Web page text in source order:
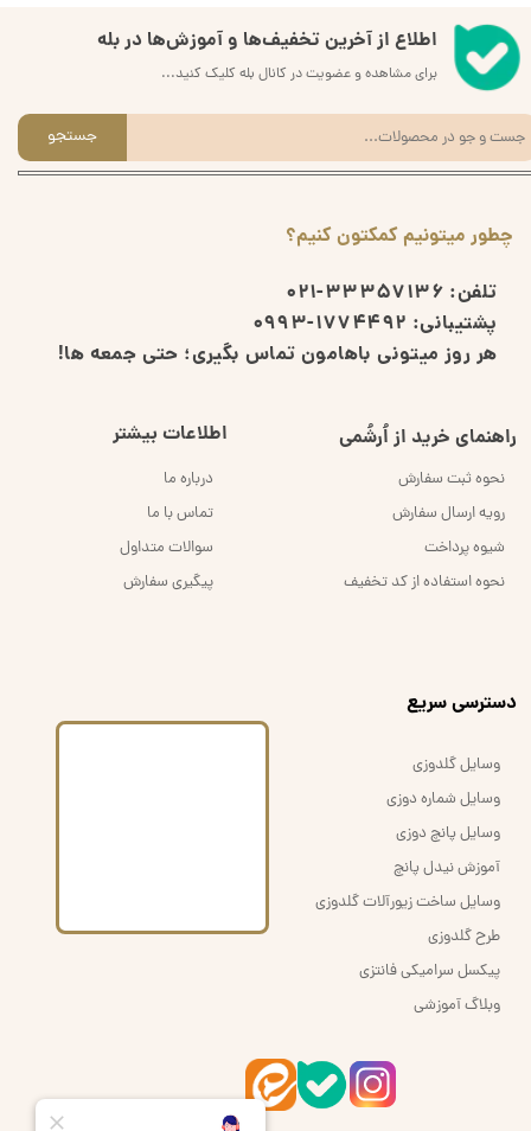
چطور میتونیم کمکتون کنیم؟
تلفن: 33357136-021
پشتیبانی: 1774492-0993
هر روز میتونی باهامون تماس بگیری؛ حتی جمعه ها!
راهنمای خرید از اُرشُمی
نحوه ثبت سفارش
رویه ارسال سفارش
شیوه پرداخت
نحوه استفاده از کد تخفیف
اطلاعات بیشتر
درباره ما
تماس با ما
سوالات متداول
پیگیری سفارش
اطلاع از آخرین تخفیف‌ها و آموزش‌ها در بله
برای مشاهده و عضویت در کانال بله کلیک کنید...
جستجو
​دسترسی سریع
وسایل گلدوزی
وسایل شماره دوزی
وسایل پانچ دوزی
آموزش نیدل پانچ
وسایل ساخت زیورآلات گلدوزی
طرح گلدوزی
پیکسل سرامیکی فانتزی
وبلاگ آموزشی